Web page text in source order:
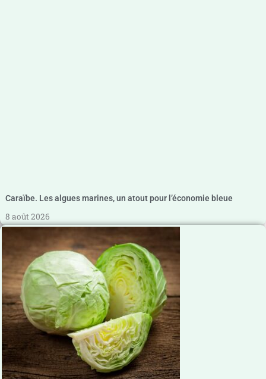
Caraïbe. Les algues marines, un atout pour l’économie bleue
8 août 2026